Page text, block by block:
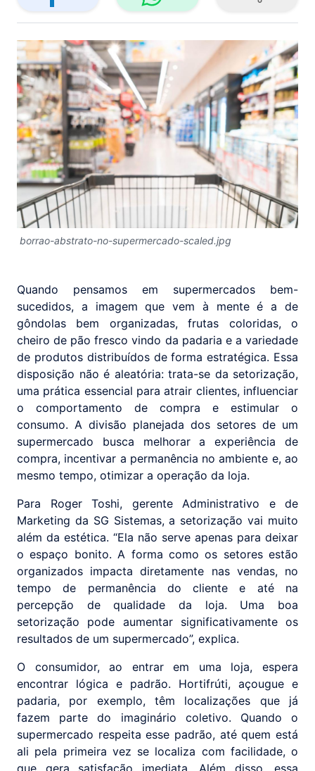
borrao-abstrato-no-supermercado-scaled.jpg
Quando pensamos em supermercados bem-
sucedidos, a imagem que vem à mente é a de
gôndolas bem organizadas, frutas coloridas, o
cheiro de pão fresco vindo da padaria e a variedade
de produtos distribuídos de forma estratégica. Essa
disposição não é aleatória: trata-se da setorização,
uma prática essencial para atrair clientes, influenciar
o comportamento de compra e estimular o
consumo. A divisão planejada dos setores de um
supermercado busca melhorar a experiência de
compra, incentivar a permanência no ambiente e, ao
mesmo tempo, otimizar a operação da loja.
Para Roger Toshi, gerente Administrativo e de
Marketing da SG Sistemas, a setorização vai muito
além da estética. “Ela não serve apenas para deixar
o espaço bonito. A forma como os setores estão
organizados impacta diretamente nas vendas, no
tempo de permanência do cliente e até na
percepção de qualidade da loja. Uma boa
setorização pode aumentar significativamente os
resultados de um supermercado”, explica.
O consumidor, ao entrar em uma loja, espera
encontrar lógica e padrão. Hortifrúti, açougue e
padaria, por exemplo, têm localizações que já
fazem parte do imaginário coletivo. Quando o
supermercado respeita esse padrão, até quem está
ali pela primeira vez se localiza com facilidade, o